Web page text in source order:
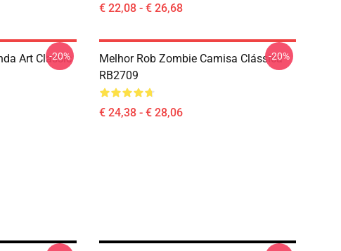
€ 22,08 - € 26,68
Art Classic
-20%
Melhor Rob Zombie Camisa Clássica
RB2709
€ 24,38 - € 28,06
-20%